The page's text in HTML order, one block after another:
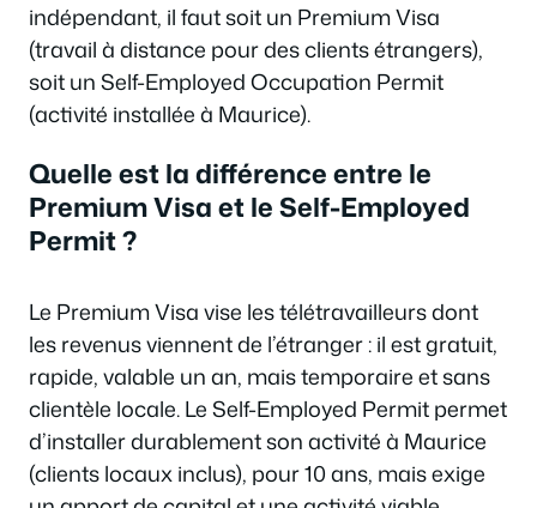
indépendant, il faut soit un Premium Visa
(travail à distance pour des clients étrangers),
soit un Self-Employed Occupation Permit
(activité installée à Maurice).
Quelle est la différence entre le
Premium Visa et le Self-Employed
Permit ?
Le Premium Visa vise les télétravailleurs dont
les revenus viennent de l’étranger : il est gratuit,
rapide, valable un an, mais temporaire et sans
clientèle locale. Le Self-Employed Permit permet
d’installer durablement son activité à Maurice
(clients locaux inclus), pour 10 ans, mais exige